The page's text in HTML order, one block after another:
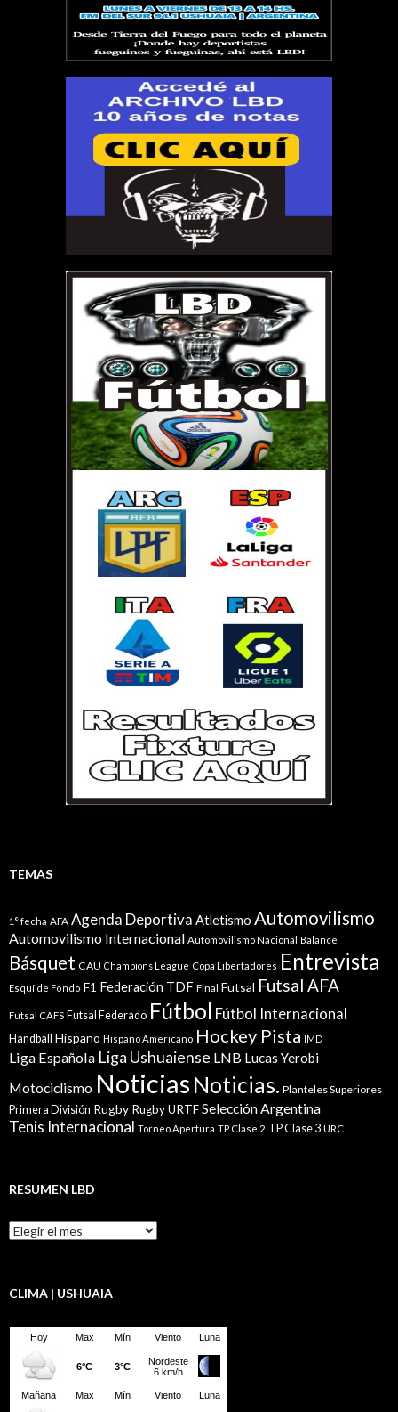
TEMAS
1° fecha AFA Agenda Deportiva Atletismo Automovilismo
Automovilismo Internacional Automovilismo Nacional Balance
Básquet CAU Champions League Copa Libertadores Entrevista
Esquí de Fondo F1 Federación TDF Final Futsal Futsal AFA
Futsal CAFS Futsal Federado Fútbol Fútbol Internacional
Handball Hispano Hispano Americano Hockey Pista IMD
Liga Española Liga Ushuaiense LNB Lucas Yerobi
Motociclismo Noticias Noticias. Planteles Superiores
Primera División Rugby Rugby URTFSelección Argentina
Tenis Internacional Torneo Apertura TP Clase 2 TP Clase 3 URC
RESUMEN LBD
Resumen
LBD
CLIMA | USHUAIA